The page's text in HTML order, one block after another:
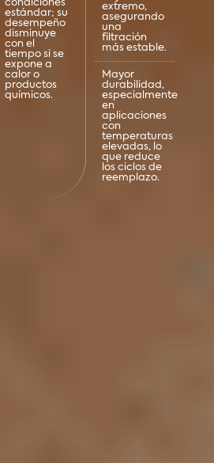
condiciones
estándar; su
desempeño
disminuye
con el
tiempo si se
expone a
calor o
productos
químicos.
extremo,
asegurando
una
filtración
más estable.
Mayor
durabilidad,
especialmente
en
aplicaciones
con
temperaturas
elevadas, lo
que reduce
los ciclos de
reemplazo.